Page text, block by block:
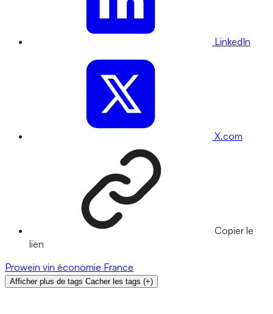
LinkedIn
X.com
Copier le
lien
Prowein vin économie France
Afficher plus de tags Cacher les tags (+)